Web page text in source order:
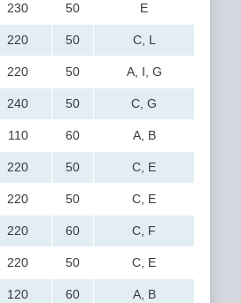
230 50 E
220 50 C, L
220 50 A, I, G
240 50 C, G
110 60 A, B
220 50 C, E
220 50 C, E
220 60 C, F
220 50 C, E
120 60 A, B